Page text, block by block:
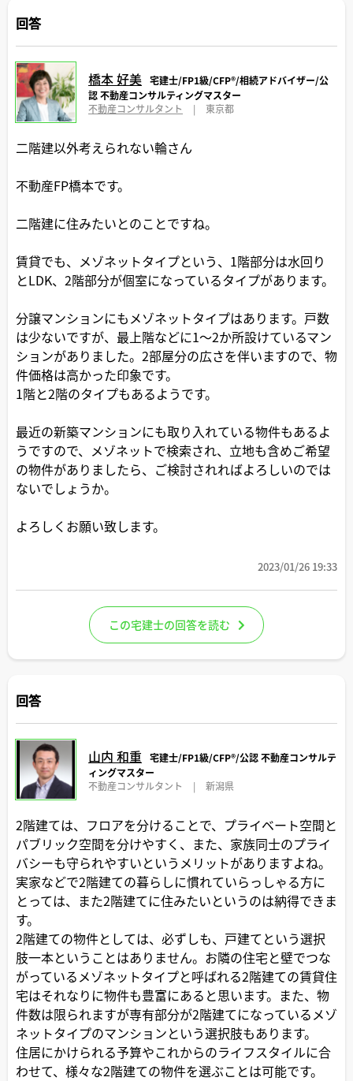
回答
橋本 好美 宅建士/FP1級/CFP®️/相続アドバイザー/公
認 不動産コンサルティングマスター
不動産コンサルタント
| 東京都
二階建以外考えられない輪さん
不動産FP橋本です。
二階建に住みたいとのことですね。
賃貸でも、メゾネットタイプという、1階部分は水回り
とLDK、2階部分が個室になっているタイプがあります。
分譲マンションにもメゾネットタイプはあります。戸数
は少ないですが、最上階などに1～2か所設けているマン
ションがありました。2部屋分の広さを伴いますので、物
件価格は高かった印象です。
1階と2階のタイプもあるようです。
最近の新築マンションにも取り入れている物件もあるよ
うですので、メゾネットで検索され、立地も含めご希望
の物件がありましたら、ご検討されればよろしいのでは
ないでしょうか。
よろしくお願い致します。
2023/01/26 19:33
この宅建士の回答を読む
回答
山内 和重
宅建士/FP1級/CFP®️/公認 不動産コンサルテ
ィングマスター
不動産コンサルタント
| 新潟県
2階建ては、フロアを分けることで、プライベート空間と
パブリック空間を分けやすく、また、家族同士のプライ
バシーも守られやすいというメリットがありますよね。
実家などで2階建ての暮らしに慣れていらっしゃる方に
とっては、また2階建てに住みたいというのは納得できま
す。
2階建ての物件としては、必ずしも、戸建てという選択
肢一本ということはありません。お隣の住宅と壁でつな
がっているメゾネットタイプと呼ばれる2階建ての賃貸住
宅はそれなりに物件も豊富にあると思います。また、物
件数は限られますが専有部分が2階建てになっているメゾ
ネットタイプのマンションという選択肢もあります。
住居にかけられる予算やこれからのライフスタイルに合
わせて、様々な2階建ての物件を選ぶことは可能です。